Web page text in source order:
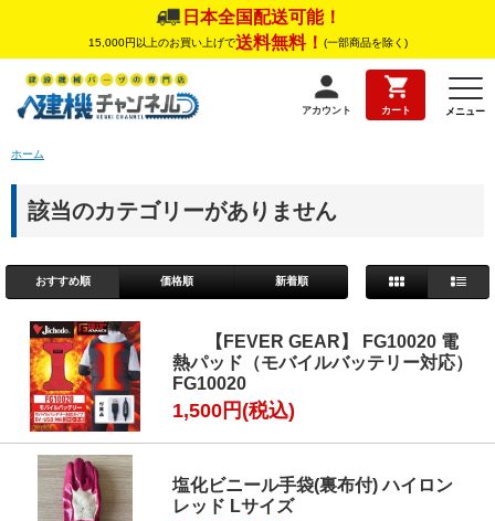
日本全国配送可能！
15,000円以上のお買い上げで送料無料！ (一部商品を除く)
アカウント カート メニュー
ホーム
該当のカテゴリーがありません
おすすめ順 価格順 新着順
【FEVER GEAR】 FG10020 電
熱パッド（モバイルバッテリー対応）
FG10020
1,500円(税込)
塩化ビニール手袋(裏布付) ハイロン
レッド Lサイズ